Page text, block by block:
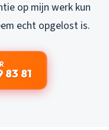
op mijn werk kun
echt opgelost is.
83 81